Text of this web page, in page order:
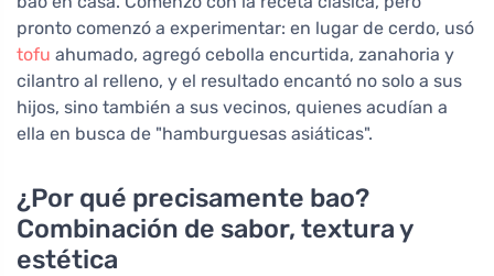
pronto comenzó a experimentar: en lugar de cerdo, usó
tofu ahumado, agregó cebolla encurtida, zanahoria y
cilantro al relleno, y el resultado encantó no solo a sus
hijos, sino también a sus vecinos, quienes acudían a
ella en busca de "hamburguesas asiáticas".
¿Por qué precisamente bao?
Combinación de sabor, textura y
estética